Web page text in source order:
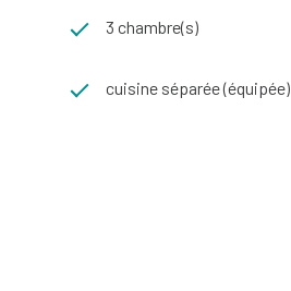
3 chambre(s)
cuisine séparée (équipée)